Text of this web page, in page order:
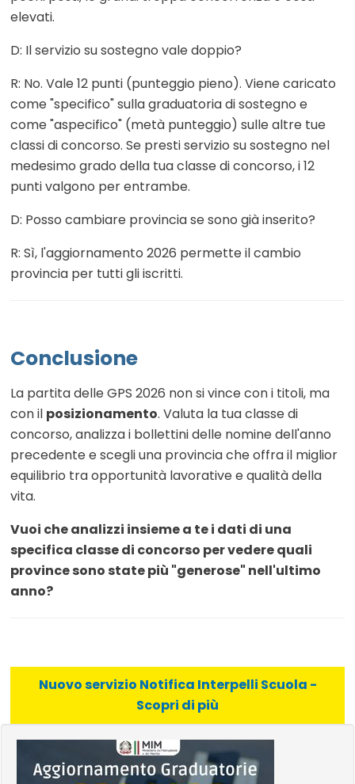
elevati.
D: Il servizio su sostegno vale doppio?
R: No. Vale 12 punti (punteggio pieno). Viene caricato
come "specifico" sulla graduatoria di sostegno e
come "aspecifico" (metà punteggio) sulle altre tue
classi di concorso. Se presti servizio su sostegno nel
medesimo grado della tua classe di concorso, i 12
punti valgono per entrambe.
D: Posso cambiare provincia se sono già inserito?
R: Sì, l'aggiornamento 2026 permette il cambio
provincia per tutti gli iscritti.
Conclusione
La partita delle GPS 2026 non si vince con i titoli, ma
con il posizionamento. Valuta la tua classe di
concorso, analizza i bollettini delle nomine dell'anno
precedente e scegli una provincia che offra il miglior
equilibrio tra opportunità lavorative e qualità della
vita.
Vuoi che analizzi insieme a te i dati di una
specifica classe di concorso per vedere quali
province sono state più "generose" nell'ultimo
anno?
Nuovo servizio Notifica Interpelli Scuola -
Scopri di più